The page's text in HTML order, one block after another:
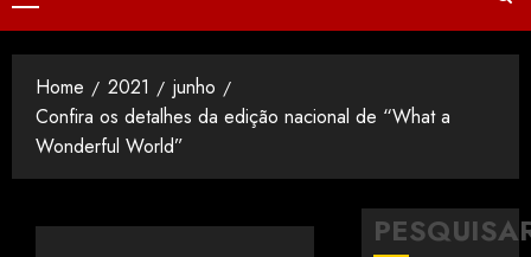
Home 2021
junho
Confira os detalhes da edição nacional de “What a
Wonderful World”